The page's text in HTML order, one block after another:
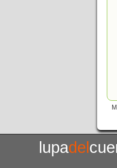
lupadel